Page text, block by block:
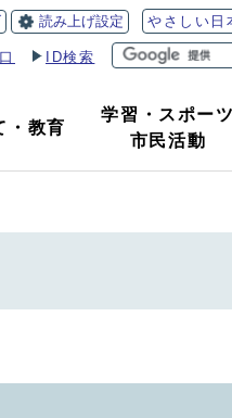
読み上げ設定 やさしい日
ID検索
・ 教育
学習・スポーツ
市民活動